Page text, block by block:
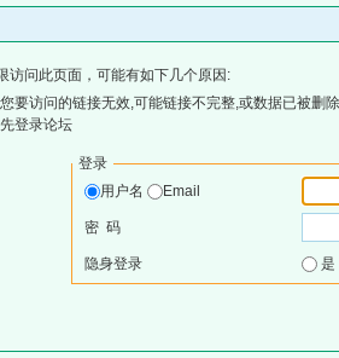
访问此页面，可能有如下几个原因:
要访问的链接无效,可能链接不完整,或数据已被删
登录论坛
登录
用户名
Email
密 码
隐身登录